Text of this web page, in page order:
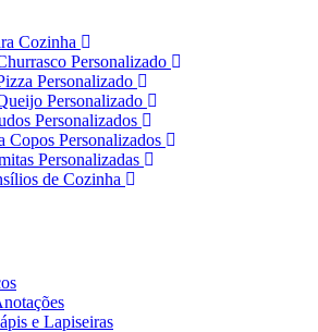
Cozinha
Personalizado
Personalizado
Personalizado
Personalizados
Copos Personalizados
Personalizadas
de Cozinha
e Lapiseiras